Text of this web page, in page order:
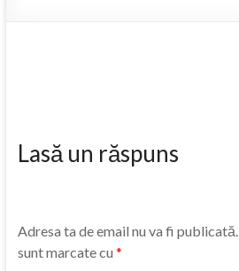
Lasă un răspuns
Adresa ta de email nu va fi publicată.
sunt marcate cu *